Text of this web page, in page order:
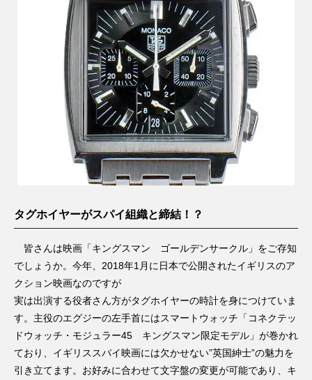
タグホイヤーがスパイ組織と締結！？
皆さんは映画「キングスマン ゴールデンサークル」をご存知
でしょうか。今年、2018年1月に日本で公開されたイギリスのア
クション映画なのですが
実は出演する役者さん方がタグホイヤーの時計を身につけていま
す。主役のエグジーの左手首にはスマートウォッチ「コネクテッ
ドウォッチ・モジュラー45 キングスマン限定モデル」が巻かれ
ており、イギリススパイ映画には欠かせない”英国紳士”の魅力を
引き立てます。お好みに合わせて文字盤の変更が可能であり、キ